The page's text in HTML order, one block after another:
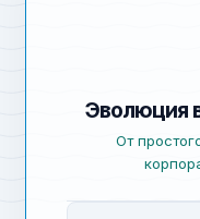
Эволюция
От